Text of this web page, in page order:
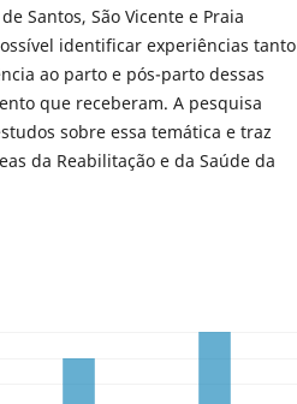
Santos, São Vicente e Praia
identificar experiências tanto
ao parto e pós-parto dessas
que receberam. A pesquisa
sobre essa temática e traz
da Reabilitação e da Saúde da